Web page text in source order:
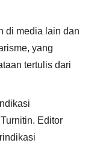
di media lain dan
yang
tertulis dari
Editor